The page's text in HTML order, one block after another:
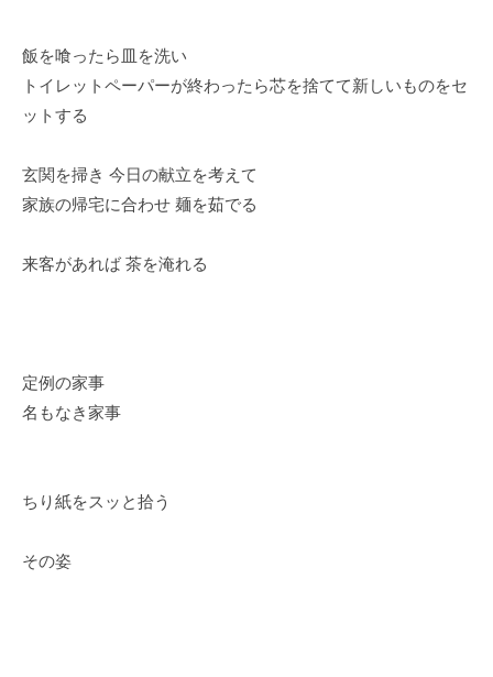
飯を喰ったら皿を洗い
トイレットペーパーが終わったら芯を捨てて新しいものをセ
ットする
玄関を掃き 今日の献立を考えて
家族の帰宅に合わせ 麺を茹でる
来客があれば 茶を淹れる
定例の家事
名もなき家事
ちり紙をスッと拾う
その姿